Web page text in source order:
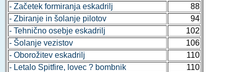
- Začetek formiranja eskadrilj
88
- Zbiranje in šolanje pilotov
94
- Tehnično osebje eskadrilj
102
- Šolanje vezistov
106
- Oborožitev eskadrilj
110
- Letalo Spitfire, lovec ? bombnik
110